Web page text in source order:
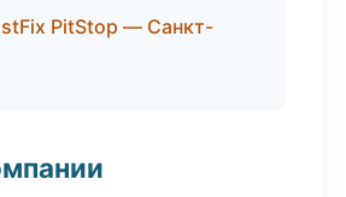
PitStop — Санкт-